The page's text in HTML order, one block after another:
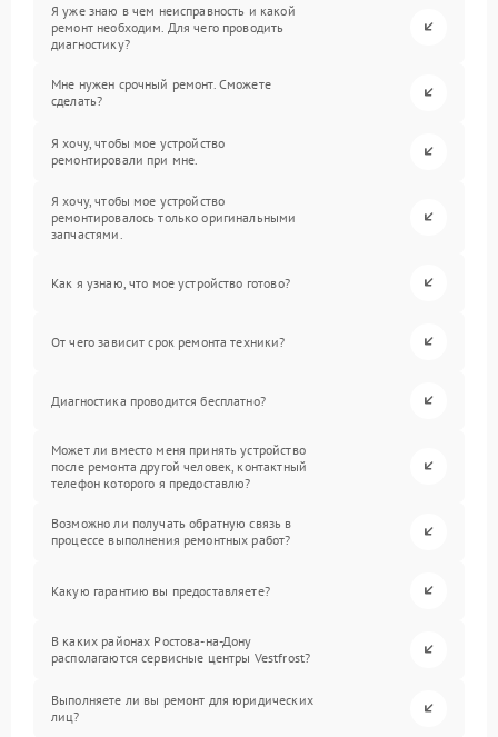
Я уже знаю в чем неисправность и какой
ремонт необходим. Для чего проводить
диагностику?
Мне нужен срочный ремонт. Сможете
сделать?
Я хочу, чтобы мое устройство
ремонтировали при мне.
Я хочу, чтобы мое устройство
ремонтировалось только оригинальными
запчастями.
Как я узнаю, что мое устройство готово?
От чего зависит срок ремонта техники?
Диагностика проводится бесплатно?
Может ли вместо меня принять устройство
после ремонта другой человек, контактный
телефон которого я предоставлю?
Возможно ли получать обратную связь в
процессе выполнения ремонтных работ?
Какую гарантию вы предоставляете?
В каких районах Ростова-на-Дону
располагаются сервисные центры Vestfrost?
Выполняете ли вы ремонт для юридических
лиц?